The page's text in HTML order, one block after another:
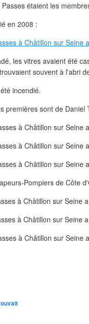
étaient les
en 2008 :
les vitres avaient été
souvent à l'abri
incendié.
premières sont de Daniel
Pompiers de Côte